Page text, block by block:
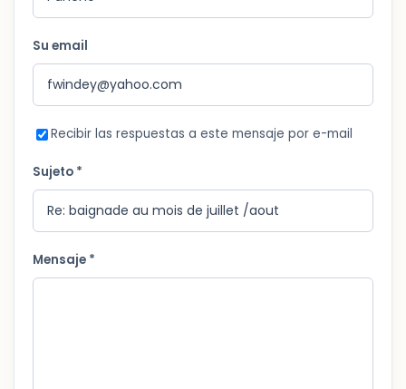
Su email
Recibir las respuestas a este mensaje por e-mail
Sujeto *
Mensaje *